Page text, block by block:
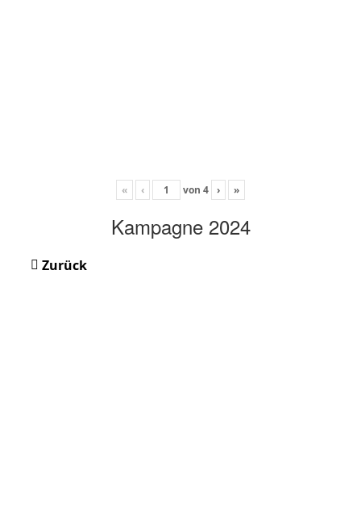
« ‹ von 4 › »
Kampagne 2024
Zurück